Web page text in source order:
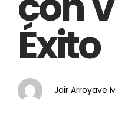
Éxito
Jair Arroyave